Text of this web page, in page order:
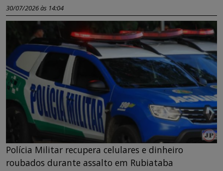
30/07/2026 às 14:04
Polícia Militar recupera celulares e dinheiro
roubados durante assalto em Rubiataba